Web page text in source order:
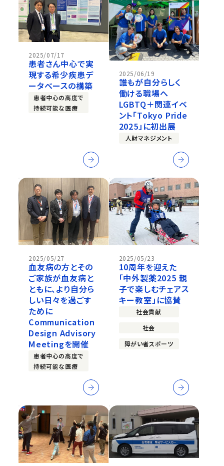
2025/07/17
患者さん中心で実
現する希少疾患デ
ータベースの構築
患者中心の高度で
持続可能な医療
2025/06/19
誰もが自分らしく
働ける職場へ
LGBTQ＋関連イベ
ント「Tokyo Pride
2025」に初出展
人財マネジメント
2025/05/27
血友病の方とその
ご家族が血友病と
ともに、より自分ら
しい日々を過ごす
ために
Communication
Design Advisory
Meetingを開催
患者中心の高度で
持続可能な医療
2025/05/23
10周年を迎えた
「中外製薬2025 親
子で楽しむチェアス
キー教室」に協賛
社会貢献
社会
障がい者スポーツ